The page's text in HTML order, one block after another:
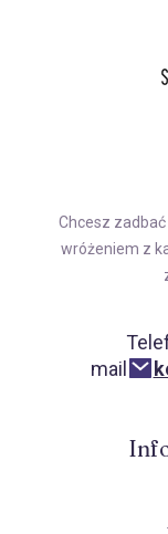
Chcesz
wróżeniem z
mail